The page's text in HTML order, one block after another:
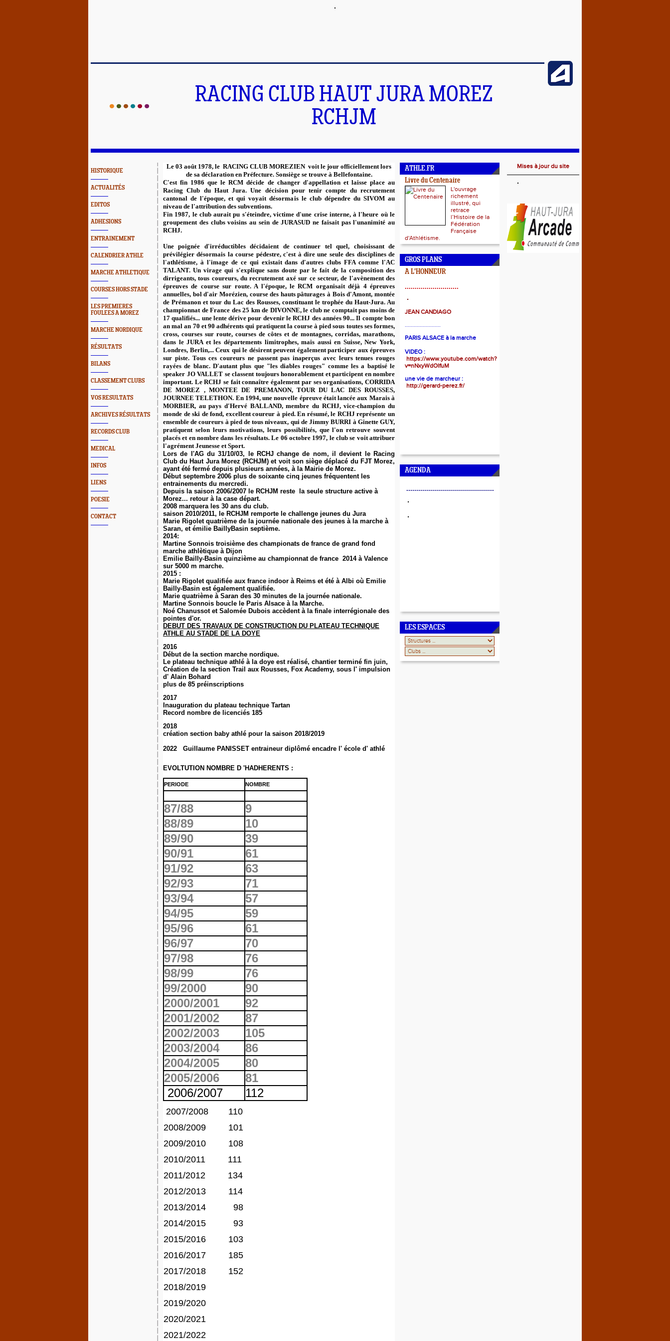
RACING CLUB HAUT JURA MOREZ
RCHJM
HISTORIQUE
ACTUALITÉS
EDITOS
ADHESIONS
ENTRAINEMENT
CALENDRIER ATHLE
MARCHE ATHLETIQUE
COURSES HORS STADE
LES PREMIERES
FOULEES A MOREZ
MARCHE NORDIQUE
RÉSULTATS
BILANS
CLASSEMENT CLUBS
VOS RESULTATS
ARCHIVES RÉSULTATS
RECORDS CLUB
MEDICAL
INFOS
LIENS
POESIE
CONTACT
Le 03 août 1978, le RACING CLUB MOREZIEN voit le jour officiellement lors
de sa déclaration en Préfecture. Sonsiège se trouve à Bellefontaine.
C'est fin 1986 que le RCM décide de changer d'appellation et laisse place au
Racing Club du Haut Jura. Une décision pour tenir compte du recrutement
cantonal de l'époque, et qui voyait désormais le club dépendre du SIVOM au
niveau de l'attribution des subventions.
Fin 1987, le club aurait pu s'éteindre, victime d'une crise interne, à l'heure où le
groupement des clubs voisins au sein de JURASUD ne faisait pas l'unanimité au
RCHJ.
Une poignée d'irréductibles décidaient de continuer tel quel, choisissant de
prévilégier désormais la course pédestre, c'est à dire une seule des disciplines de
l'athlétisme, à l'image de ce qui existait dans d'autres clubs FFA comme l'AC
TALANT. Un virage qui s'explique sans doute par le fait de la composition des
dirrigeants, tous coureurs, du recrutement axé sur ce secteur, de l'avènement des
épreuves de course sur route. A l'époque, le RCM organisait déjà 4 épreuves
annuelles, bol d'air Morézien, course des hauts pâturages à Bois d'Amont, montée
de Prémanon et tour du Lac des Rousses, constituant le trophée du Haut-Jura. Au
championnat de France des 25 km de DIVONNE, le club ne comptait pas moins de
17 qualifiés... une lente dérive pour devenir le RCHJ des années 90... Il compte bon
an mal an 70 et 90 adhérents qui pratiquent la course à pied sous toutes ses formes,
cross, courses sur route, courses de côtes et de montagnes, corridas, marathons,
dans le JURA et les départements limitrophes, mais aussi en Suisse, New York,
Londres, Berlin,... Ceux qui le désirent peuvent également participer aux épreuves
sur piste. Tous ces coureurs ne passent pas inaperçus avec leurs tenues rouges
rayées de blanc. D'autant plus que "les diables rouges" comme les a baptisé le
speaker JO VALLET se classent toujours honorablement et participent en nombre
important. Le RCHJ se fait connaître également par ses organisations, CORRIDA
DE MOREZ , MONTEE DE PREMANON, TOUR DU LAC DES ROUSSES,
JOURNEE TELETHON. En 1994, une nouvelle épreuve était lancée aux Marais à
MORBIER, au pays d'Hervé BALLAND, membre du RCHJ, vice-champion du
monde de ski de fond, excellent coureur à pied. En résumé, le RCHJ représente un
ensemble de coureurs à pied de tous niveaux, qui de Jimmy BURRI à Ginette GUY,
pratiquent selon leurs motivations, leurs possibilités, que l'on retrouve souvent
placés et en nombre dans les résultats. Le 06 octobre 1997, le club se voit attribuer
l'agrément Jeunesse et Sport.
Lors de l'AG du 31/10/03, le RCHJ change de nom, il devient le Racing
Club du Haut Jura Morez (RCHJM) et voit son siège déplacé du FJT Morez,
ayant été fermé depuis plusieurs années, à la Mairie de Morez.
Début septembre 2006 plus de soixante cinq jeunes fréquentent les
entrainements du mercredi.
Depuis la saison 2006/2007 le RCHJM reste la seule structure active à
Morez... retour à la case départ.
2008 marquera les 30 ans du club.
saison 2010/2011, le RCHJM remporte le challenge jeunes du Jura
Marie Rigolet quatrième de la journée nationale des jeunes à la marche à
Saran, et émilie BaillyBasin septième.
2014:
Martine Sonnois troisième des championats de france de grand fond
marche athlètique à Dijon
Emilie Bailly-Basin quinzième au championnat de france 2014 à Valence
sur 5000 m marche.
2015 :
Marie Rigolet qualifiée aux france indoor à Reims et été à Albi où Emilie
Bailly-Basin est également qualifiée.
Marie quatrième à Saran des 30 minutes de la journée nationale.
Martine Sonnois boucle le Paris Alsace à la Marche.
Noé Chanussot et Salomée Dubois accèdent à la finale interrégionale des
pointes d'or.
DEBUT DES TRAVAUX DE CONSTRUCTION DU PLATEAU TECHNIQUE
ATHLE AU STADE DE LA DOYE
2016
Début de la section marche nordique.
Le plateau technique athlé à la doye est réalisé, chantier terminé fin juin,
Création de la section Trail aux Rousses, Fox Academy, sous l' impulsion
d' Alain Bohard
plus de 85 préinscriptions
2017
Inauguration du plateau technique Tartan
Record nombre de licenciés 185
2018
création section baby athlé pour la saison 2018/2019
2022 Guillaume PANISSET entraineur diplômé encadre l' école d' athlé
EVOLTUTION NOMBRE D 'HADHERENTS :
PERIODE NOMBRE
87/88
9
88/89
10
89/90
39
90/91
61
91/92
63
92/93
71
93/94
57
94/95
59
95/96
61
96/97
70
97/98
76
98/99
76
99/2000
90
2000/2001
92
2001/2002
87
2002/2003
105
2003/2004
86
2004/2005
80
2005/2006
81
2006/2007
112
2007/2008 110
2008/2009 101
2009/2010 108
2010/2011 111
2011/2012 134
2012/2013 114
2013/2014 98
2014/2015 93
2015/2016 103
2016/2017 185
2017/2018 152
2018/2019
2019/2020
2020/2021
2021/2022
ATHLE.FR
Livre du Centenaire
L'ouvrage
richement
illustré, qui
retrace
l’Histoire de la
Fédération
Française
d'Athlétisme.
GROS PLANS
A L'HONNEUR
...........................
JEAN CANDIAGO
........................
PARIS ALSACE à la marche
VIDEO :
https://www.youtube.com/watch?
v=nNxyWdOIfuM
une vie de marcheur :
http://gerard-perez.fr/
AGENDA
............................................
LES ESPACES
Mises à jour du site